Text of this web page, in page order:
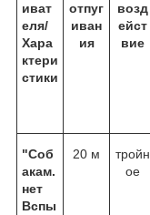
иват
еля/
Хара
ктери
стики
отпуг
иван
ия
возд
ейст
вие
"Соб
акам.
нет
Вспы
20 м
тройн
ое